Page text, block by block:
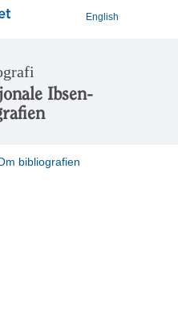
English
Ibsen-
bibliografien